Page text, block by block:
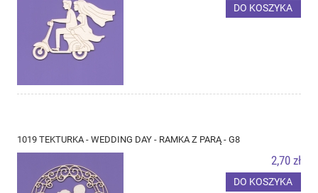
DO KOSZYKA
1019 TEKTURKA - WEDDING DAY - RAMKA Z PARĄ - G8
2,70 zł
DO KOSZYKA